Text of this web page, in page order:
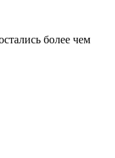
более чем